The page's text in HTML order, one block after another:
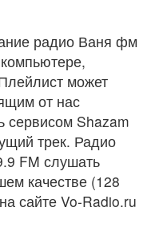
радио Ваня фм
может
от нас
сервисом Shazam
трек. Радио
FM слушать
качестве (128
сайте Vo-Radio.ru